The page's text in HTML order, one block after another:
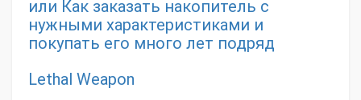
или Как заказать накопитель с
нужными характеристиками и
покупать его много лет подряд
Lethal Weapon